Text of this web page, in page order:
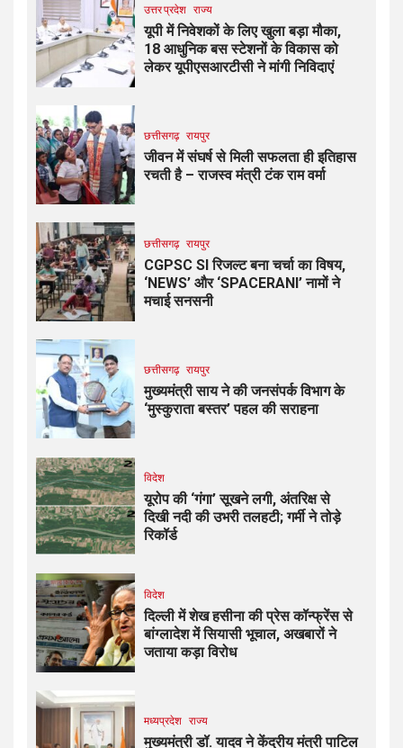
उत्तर प्रदेश राज्य
यूपी में निवेशकों के लिए खुला बड़ा मौका,
18 आधुनिक बस स्टेशनों के विकास को
लेकर यूपीएसआरटीसी ने मांगी निविदाएं
छत्तीसगढ़ रायपुर
जीवन में संघर्ष से मिली सफलता ही इतिहास
रचती है – राजस्व मंत्री टंक राम वर्मा
छत्तीसगढ़ रायपुर
CGPSC SI रिजल्ट बना चर्चा का विषय,
‘NEWS’ और ‘SPACERANI’ नामों ने
मचाई सनसनी
छत्तीसगढ़ रायपुर
मुख्यमंत्री साय ने की जनसंपर्क विभाग के
‘मुस्कुराता बस्तर’ पहल की सराहना
विदेश
यूरोप की ‘गंगा’ सूखने लगी, अंतरिक्ष से
दिखी नदी की उभरी तलहटी; गर्मी ने तोड़े
रिकॉर्ड
विदेश
दिल्ली में शेख हसीना की प्रेस कॉन्फ्रेंस से
बांग्लादेश में सियासी भूचाल, अखबारों ने
जताया कड़ा विरोध
मध्यप्रदेश राज्य
मुख्यमंत्री डॉ. यादव ने केंद्रीय मंत्री पाटिल